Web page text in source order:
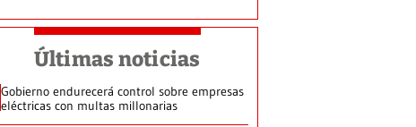
Últimas noticias
Gobierno endurecerá control sobre empresas
eléctricas con multas millonarias